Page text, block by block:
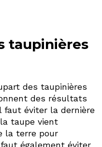
taupinières
des taupinières
des résultats
faut éviter la dernière
taupe vient
la terre pour